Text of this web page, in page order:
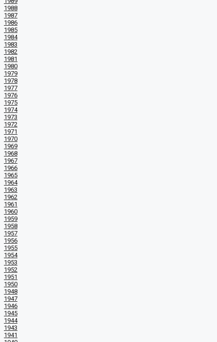
1988
1987
1986
1985
1984
1983
1982
1981
1980
1979
1978
1977
1976
1975
1974
1973
1972
1971
1970
1969
1968
1967
1966
1965
1964
1963
1962
1961
1960
1959
1958
1957
1956
1955
1954
1953
1952
1951
1950
1948
1947
1946
1945
1944
1943
1941